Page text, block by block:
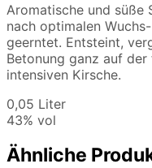
Aromatische und süße
nach optimalen
geerntet. Entsteint,
Betonung ganz auf
intensiven Kirsche.
0,05 Liter
43% vol
Ähnliche